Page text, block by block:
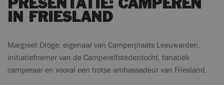
PRESENTATIE: CAMPEREN
IN FRIESLAND
Margreet Dröge: eigenaar van Camperplaats Leeuwarden,
initiatiefnemer van de Camperelfstedentocht, fanatiek
camperaar en vooral een trotse ambassadeur van Friesland.